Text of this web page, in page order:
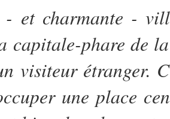
- et charmante -
capitale-phare de
visiteur étranger.
une place